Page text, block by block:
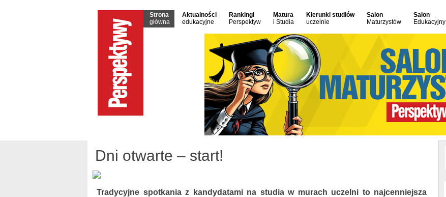
Strona
główna
Aktualności
edukacyjne
Rankingi
Perspektyw
Matura
i Studia
Kierunki studiów
uczelnie
Salon
Maturzystów
Salon
Edukacyjny
Dni otwarte – start!
Tradycyjne spotkania z kandydatami na studia w murach uczelni to najcenniejsza